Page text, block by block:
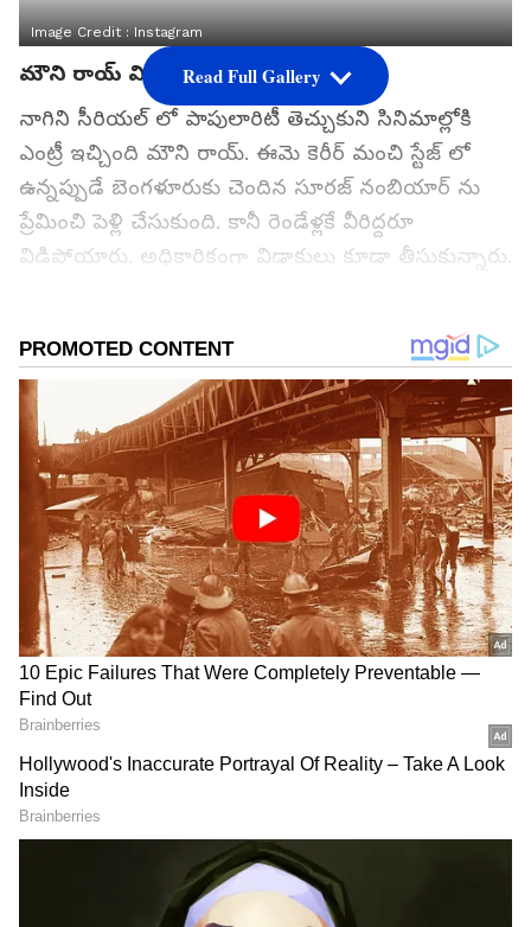
Image Credit :Instagram
మౌని రాయ్ విడాకులు
నాగిని సీరియల్ లో పాపులారిటీ తెచ్చుకుని సినిమాల్లోకి
ఎంట్రీ ఇచ్చింది మౌని రాయ్. ఈమె కెరీర్ మంచి స్టేజ్ లో
ఉన్నప్పుడే బెంగళూరుకు చెందిన సూరజ్ నంబియార్‌ ను
ప్రేమించి పెళ్లి చేసుకుంది. కానీ రెండేళ్లకే వీరిద్దరూ
విడిపోయారు. అధికారికంగా విడాకులు కూడా తీసుకున్నారు.
స్నేహితులు. వీరిద్దరు కలిసి తిరిగిన ఫోటోలు బాగా వైరల్
అయ్యాయి. దాంతో వీరిద్దరూ రిలేషన్ షిప్ లో ఉన్నారని
పుకార్లు పుట్టుకొచ్చాయి. ఆ సంబంధం వల్లే మౌని రాయ్
విడాకులు తీసుకున్నారనే రూమర్ వచ్చింది.
గూగుల్‌లో ఆసక్తికరమైన సమాచారం కోసం ఏసియానెట్ తెలుగు
ను మీ ఫ్రిఫర్డ్ సోర్స్ గా ఎంచుకోండి
Read Full Gallery